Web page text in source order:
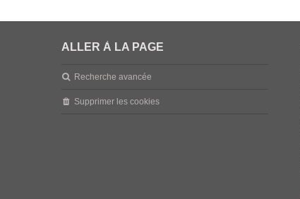
ALLER À LA PAGE
Recherche avancée
Supprimer les cookies